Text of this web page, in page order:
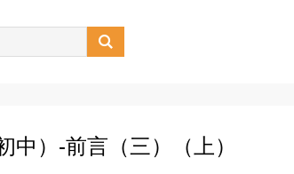

）-前言（三）（上）